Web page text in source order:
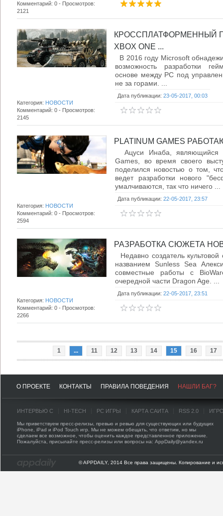
Комментарий: 0 - Просмотров:
2121
КРОССПЛАТФОРМЕННЫЙ
XBOX ONE ...
В 2016 году Microsoft
возможность разработки
основе между PC под
не за горами. ...
Дата публикации: 23-05-2017, 00:03
Категория: НОВОСТИ
Комментарий: 0 - Просмотров:
2145
PLATINUM GAMES
Ацуси Инаба, являющийся
Games, во время своего
поделился новостью о том,
ведет разработки нового
умалчиваются, так что ничего ...
Дата публикации: 22-05-2017, 23:57
Категория: НОВОСТИ
Комментарий: 0 - Просмотров:
2594
РАЗРАБОТКА СЮЖЕТА
Недавно создатель
названием Sunless Sea
совместные работы с
очередной части Dragon Age. ...
Дата публикации: 22-05-2017, 23:51
Категория: НОВОСТИ
Комментарий: 0 - Просмотров:
2266
1 ... 11 12 13 14 15 16 17
О ПРОЕКТЕ КОНТАКТЫ ПРАВИЛА ПОВЕДЕНИЯ НАШЛИ БАГ?
ИНТЕРВЬЮ С HI-TECH PC ИГРЫ КАРТА САЙТА RSS 2.0
Мы приветствуем пресс-релизы, превью и ревью для существующих или будущих
iPhone, iPad и iPod Touch игр. Мы не можем обещать, что ответим, но мы
сделаем все возможное, чтобы оценить каждое представленное приложение.
Пожалуйста, присылайте пресс-релизы или вопросы на: AppDaily@yandex.ru
© APPDAILY, 2014 Все права защищены. Копирование и